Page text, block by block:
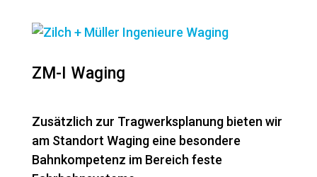
ZM-I Waging
Zusätzlich zur Tragwerksplanung bieten wir
am Standort Waging eine besondere
Bahnkompetenz im Bereich feste